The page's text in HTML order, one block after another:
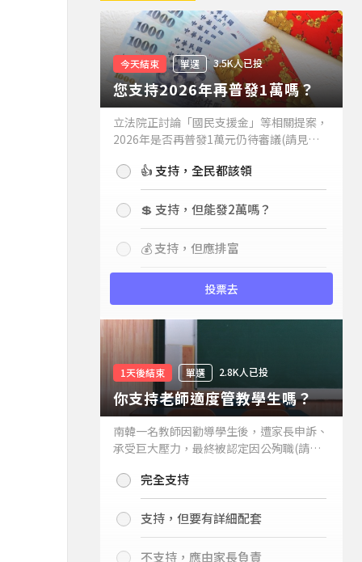
今天結束 單選 3.5K人已投
您支持2026年再普發1萬嗎？
立法院正討論「國民支援金」等相關提案，
2026年是否再普發1萬元仍待審議(請見下
持嗎？👍 支持，全民都該領
💲 支持，但能發2萬嗎？
💰 支持，但應排富
投票去
1天後結束 單選 2.8K人已投
你支持老師適度管教學生嗎？
南韓一名教師因勸導學生後，遭家長申訴、
承受巨大壓力，最終被認定因公殉職(請見
你支持老師適度管教學生嗎？
完全支持
支持，但要有詳細配套
不支持，應由家長負責